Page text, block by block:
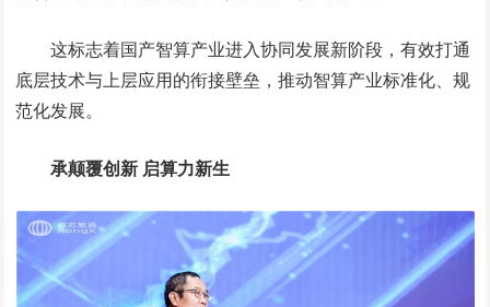
这标志着国产智算产业进入协同发展新阶段，有效打通
底层技术与上层应用的衔接壁垒，推动智算产业标准化、规
范化发展。
承颠覆创新 启算力新生